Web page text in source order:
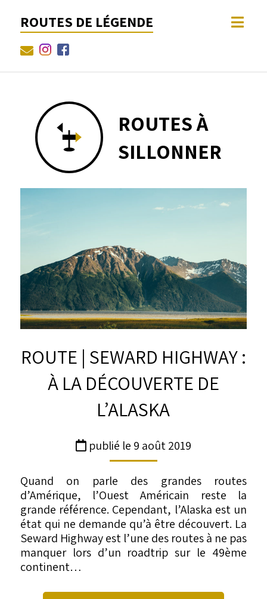
ROUTES DE LÉGENDE
ROUTES À
SILLONNER
ROUTE | SEWARD HIGHWAY :
À LA DÉCOUVERTE DE
L’ALASKA
publié le 9 août 2019
Quand on parle des grandes routes
d’Amérique, l’Ouest Américain reste la
grande référence. Cependant, l’Alaska est un
état qui ne demande qu’à être découvert. La
Seward Highway est l’une des routes à ne pas
manquer lors d’un roadtrip sur le 49ème
continent…